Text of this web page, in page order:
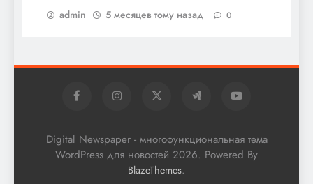
admin 5 месяцев тому назад 0
Digital Newspaper - многофункциональная тема
WordPress для новостей 2026. Powered By
BlazeThemes.